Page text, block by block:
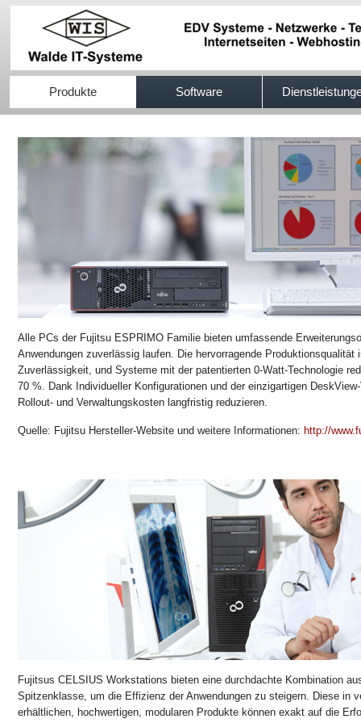
Produkte Software
Alle PCs der Fujitsu ESPRIMO Familie bieten umfassende
Anwendungen zuverlässig laufen. Die hervorragende Produktionsqualität
Zuverlässigkeit, und Systeme mit der patentierten 0-Watt-Technologie
70 %. Dank Individueller Konfigurationen und der einzigartigen
Rollout- und Verwaltungskosten langfristig reduzieren.
Quelle: Fujitsu Hersteller-Website und weitere Informationen: http://
Fujitsus CELSIUS Workstations bieten eine durchdachte Kombination
Spitzenklasse, um die Effizienz der Anwendungen zu steigern. Diese in
erhältlichen, hochwertigen, modularen Produkte können exakt auf die